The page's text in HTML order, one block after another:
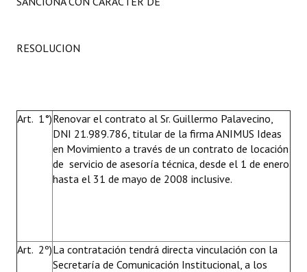
Bariloche, Municipio intercultural
REFORMA DE LA CARTA ORGÁNICA
RESOLUCION
Art. 1°)Renovar el contrato al Sr. Guillermo Palavecino,
DNI 21.989.786, titular de la firma ANIMUS Ideas
en Movimiento a través de un contrato de locación
de servicio de asesoría técnica, desde el 1 de enero
hasta el 31 de mayo de 2008 inclusive.
Art. 2º)La contratación tendrá directa vinculación con la
Secretaría de Comunicación Institucional, a los